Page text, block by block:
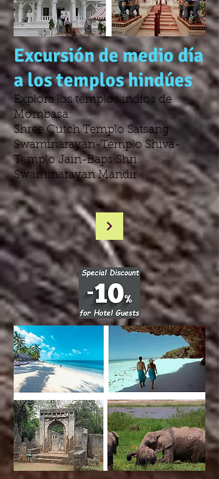
Excursión de medio día
a los templos hindúes
Explora los templos indios de
Mombasa:
Shree Cutch Templo Satsang
Swaminarayan-Templo Shiva-
Templo Jain-Baps Shri
Swaminarayan Mandir